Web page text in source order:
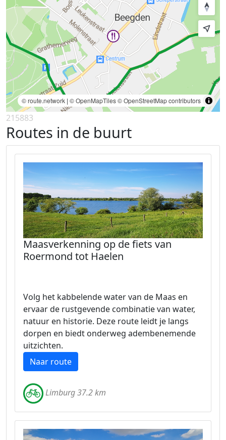
© route.network | © OpenMapTiles© OpenStreetMap contributors
215883
Routes in de buurt
Maasverkenning op de fiets van
Roermond tot Haelen
Volg het kabbelende water van de Maas en
ervaar de rustgevende combinatie van water,
natuur en historie. Deze route leidt je langs
dorpen en biedt onderweg adembenemende
uitzichten.
Naar route
Limburg 37.2 km